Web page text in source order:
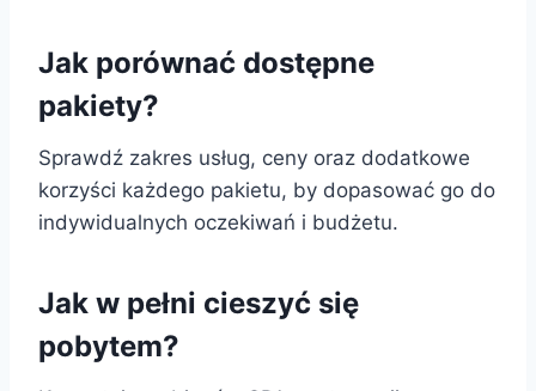
Jak porównać dostępne
pakiety?
Sprawdź zakres usług, ceny oraz dodatkowe
korzyści każdego pakietu, by dopasować go do
indywidualnych oczekiwań i budżetu.
Jak w pełni cieszyć się
pobytem?